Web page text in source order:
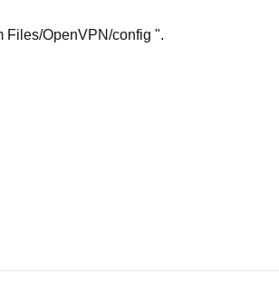
Files/OpenVPN/config ".